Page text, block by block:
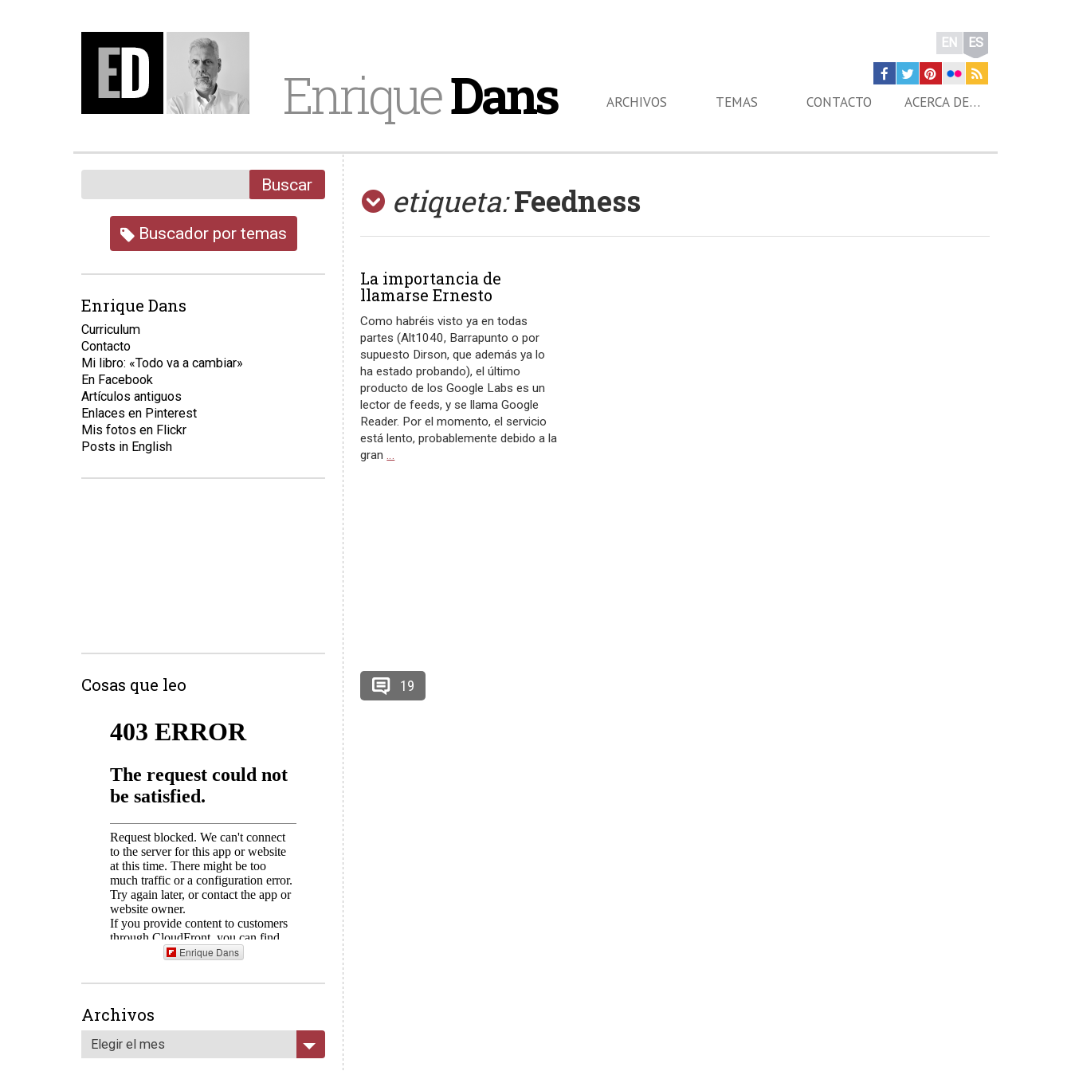
EnriqueDans
EN ES
ARCHIVOS TEMAS CONTACTO ACERCA DE…
etiqueta: Feedness
La importancia de
llamarse Ernesto
Como habréis visto ya en todas
partes (Alt1040, Barrapunto o por
supuesto Dirson, que además ya lo
ha estado probando), el último
producto de los Google Labs es un
lector de feeds, y se llama Google
Reader. Por el momento, el servicio
está lento, probablemente debido a la
gran…
19
Buscar
Buscador por temas
Enrique Dans
Curriculum
Contacto
Mi libro: «Todo va a cambiar»
En Facebook
Artículos antiguos
Enlaces en Pinterest
Mis fotos en Flickr
Posts in English
Cosas que leo
Enrique Dans
Archivos
Elegir el mes